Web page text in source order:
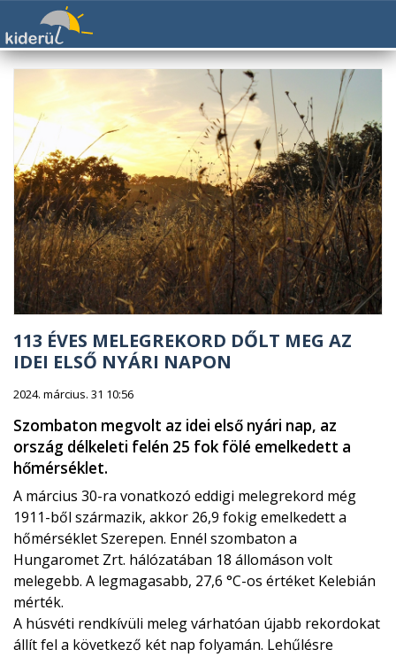
113 ÉVES MELEGREKORD DŐLT MEG AZ
IDEI ELSŐ NYÁRI NAPON
2024. március. 31 10:56
Szombaton megvolt az idei első nyári nap, az
ország délkeleti felén 25 fok fölé emelkedett a
hőmérséklet.
A március 30-ra vonatkozó eddigi melegrekord még
1911-ből származik, akkor 26,9 fokig emelkedett a
hőmérséklet Szerepen. Ennél szombaton a
Hungaromet Zrt. hálózatában 18 állomáson volt
melegebb. A legmagasabb, 27,6 °C-os értéket Kelebián
mérték.
A húsvéti rendkívüli meleg várhatóan újabb rekordokat
állít fel a következő két nap folyamán. Lehűlésre